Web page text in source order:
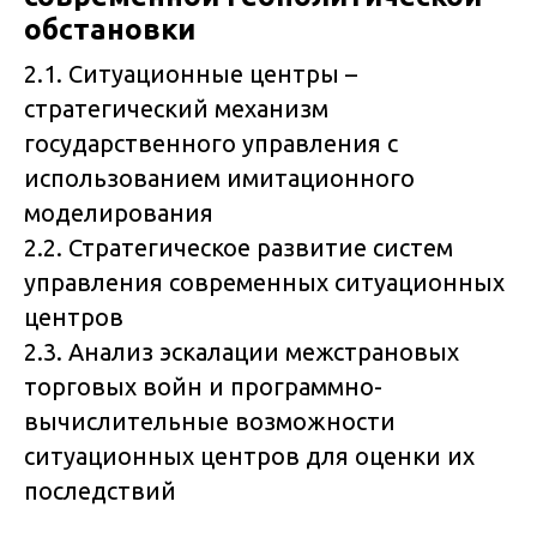
обстановки
2.1. Ситуационные центры –
стратегический механизм
государственного управления с
использованием имитационного
моделирования
2.2. Стратегическое развитие систем
управления современных ситуационных
центров
2.3. Анализ эскалации межстрановых
торговых войн и программно-
вычислительные возможности
ситуационных центров для оценки их
последствий